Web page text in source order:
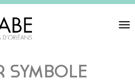
Toggle
SYMBOLE